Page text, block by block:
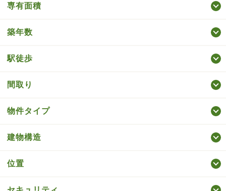
専有面積
築年数
駅徒歩
間取り
物件タイプ
建物構造
位置